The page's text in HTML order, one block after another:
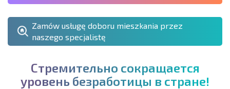
Zamów usługę doboru mieszkania przez
naszego specjalistę
Стремительно сокращается
уровень безработицы в стране!